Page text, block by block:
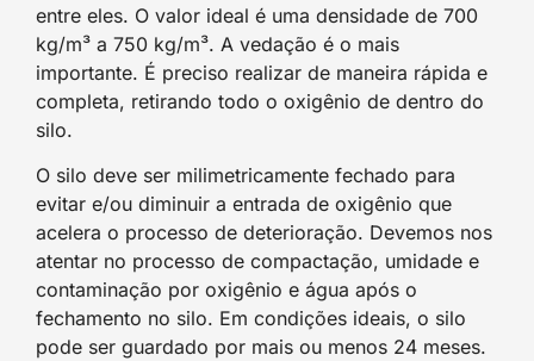
entre eles. O valor ideal é uma densidade de 700
kg/m³ a 750 kg/m³. A vedação é o mais
importante. É preciso realizar de maneira rápida e
completa, retirando todo o oxigênio de dentro do
silo.
O silo deve ser milimetricamente fechado para
evitar e/ou diminuir a entrada de oxigênio que
acelera o processo de deterioração. Devemos nos
atentar no processo de compactação, umidade e
contaminação por oxigênio e água após o
fechamento no silo. Em condições ideais, o silo
pode ser guardado por mais ou menos 24 meses.